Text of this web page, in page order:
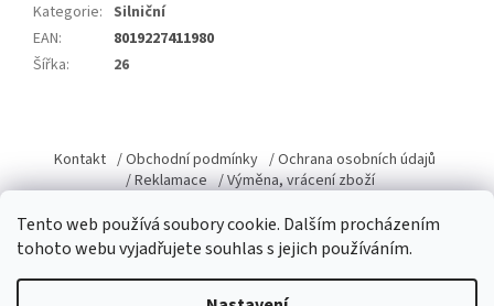
Tento web používá soubory cookie. Dalším procházením
tohoto webu vyjadřujete souhlas s jejich používáním.
Kategorie: Silniční
EAN:
8019227411980
Šířka: 26
p
a
Kontakt / Obchodní podmínky / Ochrana osobních údajů
/ Reklamace / Výměna, vrácení zboží